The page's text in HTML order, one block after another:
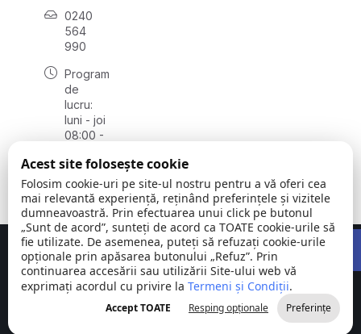
0240
564
990
Program
de
lucru:
luni - joi
08:00 -
vineri
08:00 -
14:00
Comuna
Stejaru |
județul Tulcea
©
2026
Toate
drepturile
rezervate
Concept realizat deBig Media Relații Publice SRL
Acest site folosește cookie
Folosim cookie-uri pe site-ul nostru pentru a vă oferi cea
mai relevantă experiență, reținând preferințele și vizitele
dumneavoastră. Prin efectuarea unui click pe butonul
„Sunt de acord”, sunteți de acord ca TOATE cookie-urile să
fie utilizate. De asemenea, puteți să refuzați cookie-urile
opționale prin apăsarea butonului „Refuz”. Prin
continuarea accesării sau utilizării Site-ului web vă
exprimați acordul cu privire la Termeni și Condiții.
Accept TOATE Resping opționale Preferințe